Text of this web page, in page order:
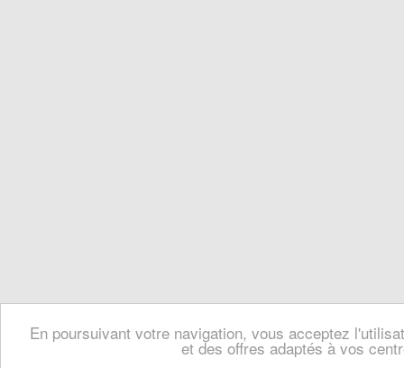
En poursuivant votre navigation, vous acceptez
et des offres adaptés à vos